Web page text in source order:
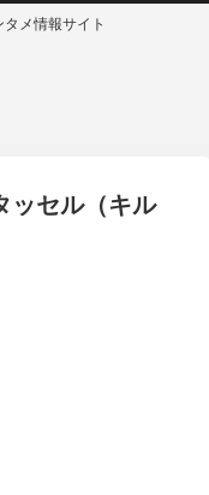
メ情報サイト
ッセル（キル